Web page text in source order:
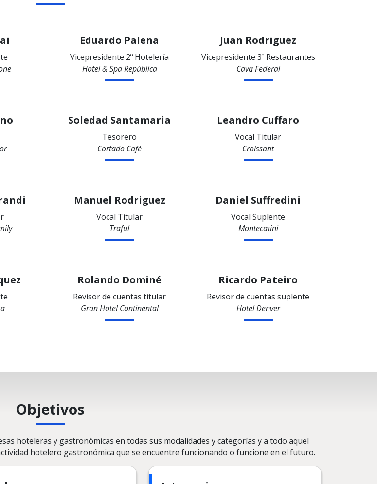
Eduardo Palena
Vicepresidente 2º Hotelería
Hotel & Spa República
Juan Rodriguez
Vicepresidente 3º Restaurantes
Cava Federal
Soledad Santamaria
Tesorero
Cortado Café
Leandro Cuffaro
Vocal Titular
Croissant
Manuel Rodriguez
Vocal Titular
Traful
Daniel Suffredini
Vocal Suplente
Montecatini
Rolando Dominé
Revisor de cuentas titular
Gran Hotel Continental
Ricardo Pateiro
Revisor de cuentas suplente
Hotel Denver
Objetivos
hoteleras y gastronómicas en todas sus modalidades y categorías y a todo aquel
hotelero gastronómica que se encuentre funcionando o funcione en el futuro.